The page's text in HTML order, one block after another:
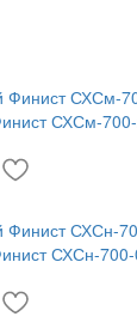
СХСм-
СХСн-